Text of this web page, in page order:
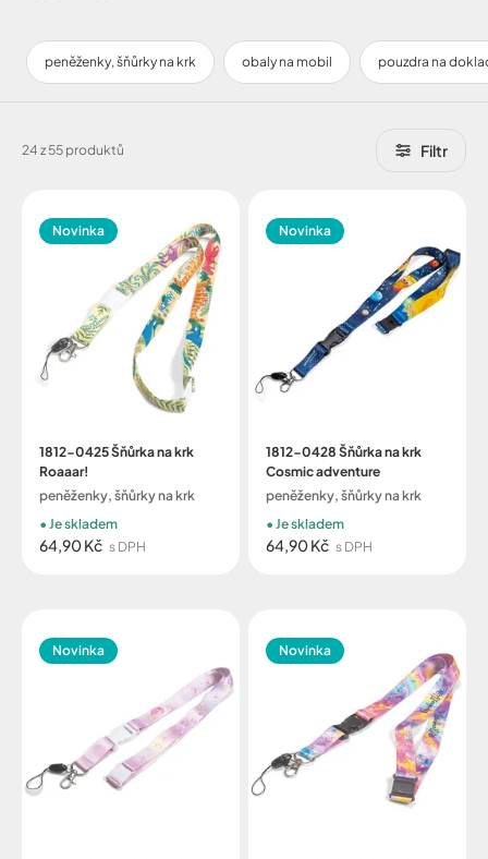
peněženky, šňůrky na krk obaly na mobil pouzdra na
24 z 55 produktů Filtr
Novinka
1812-0425 Šňůrka na krk
Roaaar!
peněženky, šňůrky na krk
64,90 Kč s DPH
Je skladem
Novinka
1812-0428 Šňůrka na krk
Cosmic adventure
peněženky, šňůrky na krk
64,90 Kč s DPH
Je skladem
Novinka Novinka